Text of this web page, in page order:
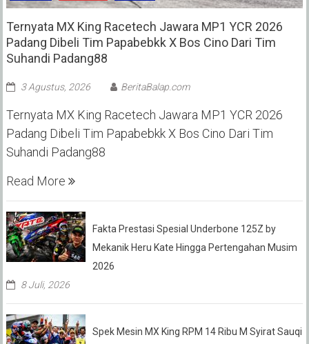
Ternyata MX King Racetech Jawara MP1 YCR 2026
Padang Dibeli Tim Papabebkk X Bos Cino Dari Tim
Suhandi Padang88
3 Agustus, 2026 BeritaBalap.com
Ternyata MX King Racetech Jawara MP1 YCR 2026
Padang Dibeli Tim Papabebkk X Bos Cino Dari Tim
Suhandi Padang88
Read More
Fakta Prestasi Spesial Underbone 125Z by
Mekanik Heru Kate Hingga Pertengahan Musim
2026
8 Juli, 2026
Spek Mesin MX King RPM 14 Ribu M Syirat Sauqi